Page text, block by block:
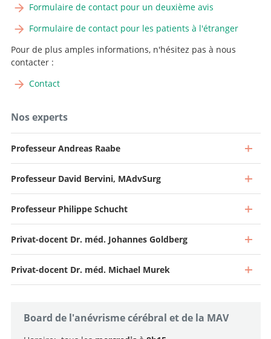
Formulaire de contact pour un deuxième avis
Formulaire de contact pour les patients à l'étranger
Pour de plus amples informations, n'hésitez pas à nous
contacter :
Contact
Nos experts
Professeur Andreas Raabe
Professeur David Bervini, MAdvSurg
Professeur Philippe Schucht
Privat-docent Dr. méd. Johannes Goldberg
Privat-docent Dr. méd. Michael Murek
Board de l'anévrisme cérébral et de la MAV